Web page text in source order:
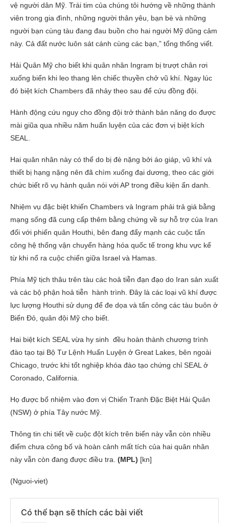
vệ người dân Mỹ. Trái tim của chúng tôi hướng về những thành
viên trong gia đình, những người thân yêu, bạn bè và những
người bạn cùng tàu đang đau buồn cho hai người Mỹ dũng cảm
này. Cả đất nước luôn sát cánh cùng các bạn,” tổng thống viết.
Hải Quân Mỹ cho biết khi quân nhân Ingram bị trượt chân rơi
xuống biển khi leo thang lên chiếc thuyền chở vũ khí. Ngay lúc
đó biệt kích Chambers đã nhảy theo sau để cứu đồng đội.
Hành động cứu nguy cho đồng đội trở thành bản năng do được
mài giũa qua nhiều năm huấn luyện của các đơn vị biệt kích
SEAL.
Hai quân nhân này có thể do bị đè nặng bởi áo giáp, vũ khí và
thiết bị hạng nặng nên đã chìm xuống đại dương, theo các giới
chức biết rõ vụ hành quân nói với AP trong điều kiện ẩn danh.
Nhiệm vụ đặc biệt khiến Chambers và Ingram phải trả giá bằng
mạng sống đã cung cấp thêm bằng chứng về sự hỗ trợ của Iran
đối với phiến quân Houthi, bên đang đẩy mạnh các cuộc tấn
công hệ thống vận chuyển hàng hóa quốc tế trong khu vực kể
từ khi nổ ra cuộc chiến giữa Israel và Hamas.
Phía Mỹ tịch thâu trên tàu các hoả tiễn đạn đạo do Iran sản xuất
và các bộ phận hoả tiễn hành trình. Đây là các loại vũ khí được
lực lượng Houthi sử dụng để đe dọa và tấn công các tàu buôn ở
Biển Đỏ, quân đội Mỹ cho biết.
Hai biệt kích SEAL vừa hy sinh đều hoàn thành chương trình
đào tạo tại Bộ Tư Lệnh Huấn Luyện ở Great Lakes, bên ngoài
Chicago, trước khi tốt nghiệp khóa đào tạo chứng chỉ SEAL ở
Coronado, California.
Họ được bổ nhiệm vào đơn vị Chiến Tranh Đặc Biệt Hải Quân
(NSW) ở phía Tây nước Mỹ.
Thông tin chi tiết về cuộc đột kích trên biển này vẫn còn nhiều
điểm chưa công bố và hoàn cảnh mất tích của hai quân nhân
này vẫn còn đang được điều tra. (MPL) [kn]
(Nguoi-viet)
Có thể bạn sẽ thích các bài viết